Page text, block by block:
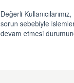
Değerli
sorun sebebiyle
devam etmesi